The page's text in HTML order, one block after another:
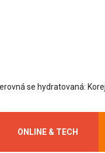
stylově a pohodlně:
ONLINE & TECH